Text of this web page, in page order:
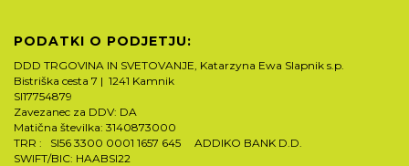
PODATKI O PODJETJU:
DDD TRGOVINA IN SVETOVANJE, Katarzyna Ewa Slapnik s.p.
Bistriška cesta 7 | 1241 Kamnik
SI17754879
Zavezanec za DDV: DA
Matična številka: 3140873000
TRR : SI56 3300 0001 1657 645 ADDIKO BANK D.D.
SWIFT/BIC: HAABSI22